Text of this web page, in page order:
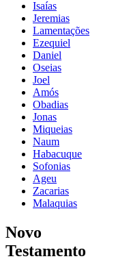
Isaías
Jeremias
Lamentações
Ezequiel
Daniel
Oseias
Joel
Amós
Obadias
Jonas
Miqueias
Naum
Habacuque
Sofonias
Ageu
Zacarias
Malaquias
Novo
Testamento